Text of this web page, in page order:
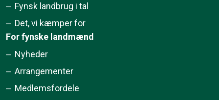
Fynsk landbrug i tal
Det, vi kæmper for
For fynske landmænd
Nyheder
Arrangementer
Medlemsfordele